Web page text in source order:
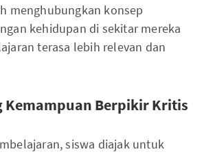
menghubungkan konsep
kehidupan di sekitar mereka
terasa lebih relevan dan
Kemampuan Berpikir Kritis
siswa diajak untuk